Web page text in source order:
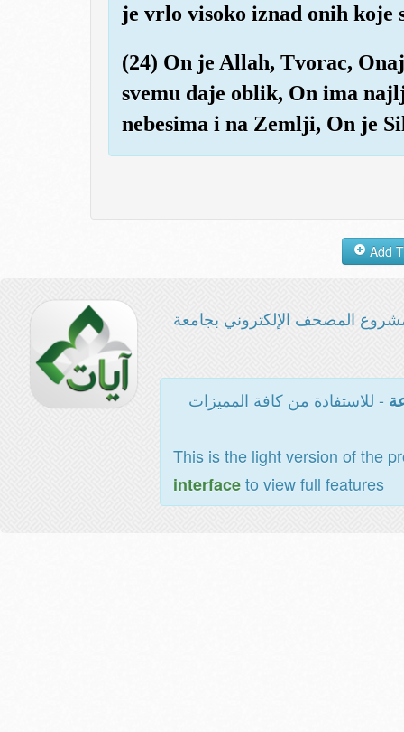
je vrlo visoko iznad onih
(24) On je Allah, Tvorac,
svemu daje oblik, On ima
nebesima i na Zemlji, On je
المصحف الإلكتروني بجامعة
- للاستفادة من كافة المميزات
This is the light version of the
interfaceto view full features